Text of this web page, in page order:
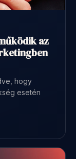
az
hogy
esetén